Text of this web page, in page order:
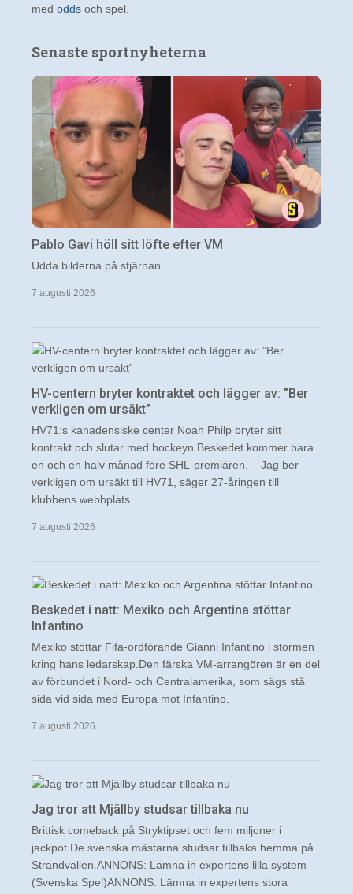
med odds och spel.
Senaste sportnyheterna
Pablo Gavi höll sitt löfte efter VM
Udda bilderna på stjärnan
7 augusti 2026
HV-centern bryter kontraktet och lägger av: ”Ber
verkligen om ursäkt”
HV71:s kanadensiske center Noah Philp bryter sitt
kontrakt och slutar med hockeyn.Beskedet kommer bara
en och en halv månad före SHL-premiären. – Jag ber
verkligen om ursäkt till HV71, säger 27-åringen till
klubbens webbplats.
7 augusti 2026
Beskedet i natt: Mexiko och Argentina stöttar
Infantino
Mexiko stöttar Fifa-ordförande Gianni Infantino i stormen
kring hans ledarskap.Den färska VM-arrangören är en del
av förbundet i Nord- och Centralamerika, som sägs stå
sida vid sida med Europa mot Infantino.
7 augusti 2026
Jag tror att Mjällby studsar tillbaka nu
Brittisk comeback på Stryktipset och fem miljoner i
jackpot.De svenska mästarna studsar tillbaka hemma på
Strandvallen.ANNONS: Lämna in expertens lilla system
(Svenska Spel)ANNONS: Lämna in expertens stora